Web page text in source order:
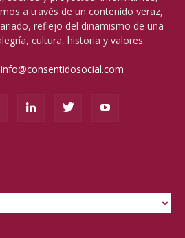
a través de un contenido veraz,
reflejo del dinamismo de una
cultura, historia y valores.
info@consentidosocial.com